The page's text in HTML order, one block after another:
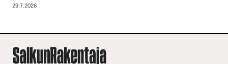
29.7.2026